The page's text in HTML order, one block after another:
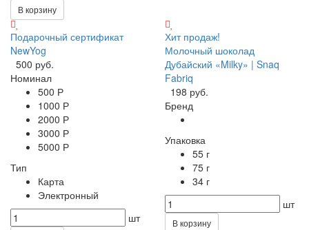
В корзину
Подарочный сертификат
NewYog
500 руб.
Номинал
500 Р
1000 Р
2000 Р
3000 Р
5000 Р
Тип
Карта
Электронный
шт
Хит продаж!
Молочный шоколад
Дубайский «Milky» | Snaq
Fabriq
198 руб.
Бренд
Упаковка
55 г
75 г
34 г
шт
В корзину